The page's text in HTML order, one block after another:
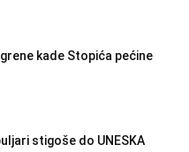
kade Stopića pećine
stigoše do UNESKA